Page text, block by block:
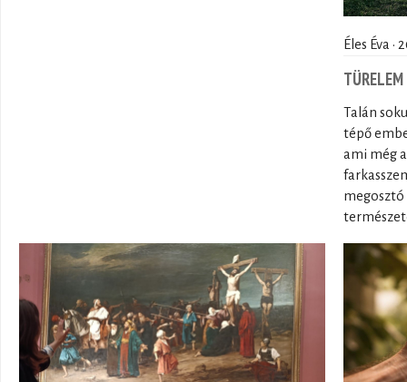
Éles Éva ·
TÜRELEM
Talán
tépő
ami még
megosztó